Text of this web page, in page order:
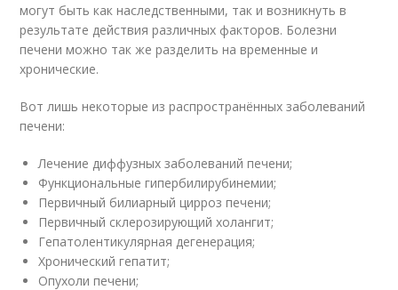
могут быть как наследственными, так и возникнуть в
результате действия различных факторов. Болезни
печени можно так же разделить на временные и
хронические.
Вот лишь некоторые из распространённых заболеваний
печени:
Лечение диффузных заболеваний печени;
Функциональные гипербилирубинемии;
Первичный билиарный цирроз печени;
Первичный склерозирующий холангит;
Гепатолентикулярная дегенерация;
Хронический гепатит;
Опухоли печени;